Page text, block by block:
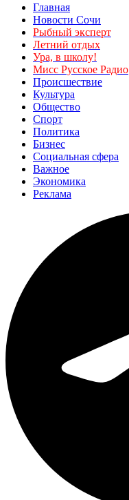
Главная
Новости Сочи
Рыбный эксперт
Летний отдых
Ура, в школу!
Мисс Русское Радио
Происшествие
Культура
Общество
Спорт
Политика
Бизнес
Социальная сфера
Важное
Экономика
Реклама